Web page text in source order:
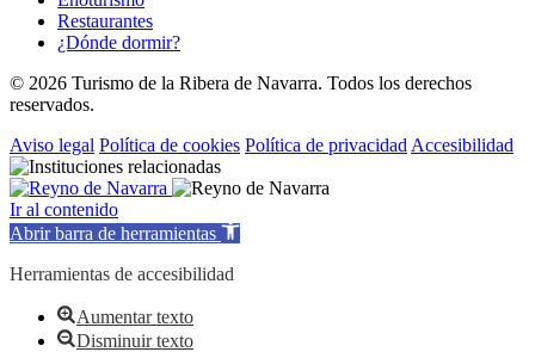
Restaurantes
¿Dónde dormir?
© 2026 Turismo de la Ribera de Navarra. Todos los derechos
reservados.
Aviso legal Política de cookies Política de privacidad Accesibilidad
Ir al contenido
Abrir barra de herramientas
Herramientas de accesibilidad
Aumentar texto
Disminuir texto